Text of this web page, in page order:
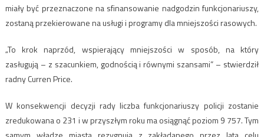
miały być przeznaczone na sfinansowanie nadgodzin funkcjonariuszy,
zostaną przekierowane na usługi i programy dla mniejszości rasowych.
„To krok naprzód, wspierający mniejszości w sposób, na który
zasługują – z szacunkiem, godnością i równymi szansami” – stwierdził
radny Curren Price.
W konsekwencji decyzji rady liczba funkcjonariuszy policji zostanie
zredukowana o 231 i w przyszłym roku ma osiągnąć poziom 9 757. Tym